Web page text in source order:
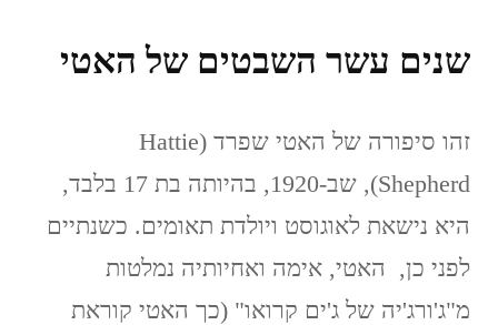
שנים עשר השבטים של האטי
זהו סיפורה של האטי שפרד (Hattie
Shepherd), שב-1920, בהיותה בת 17 בלבד,
היא נישאת לאוגוסט ויולדת תאומים. כשנתיים
לפני כן, האטי, אימה ואחיותיה נמלטות
מ"ג'ורג'יה של ג'ים קרואו" (כך האטי קוראת